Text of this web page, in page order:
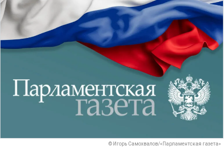
© Игорь Самохвалов/«Парламентская газета»